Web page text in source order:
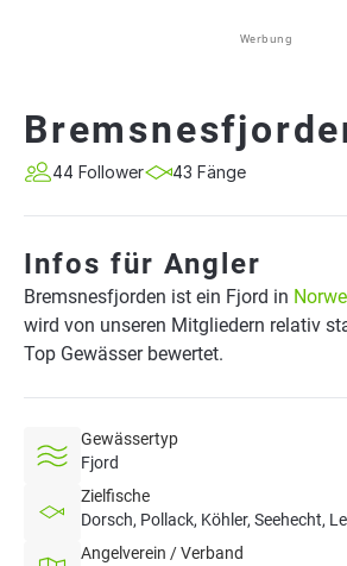
Werbung
44 Follower 43 Fänge
Infos für Angler
Bremsnesfjorden ist ein Fjord in
wird von unseren Mitgliedern relativ
Top Gewässer bewertet.
Gewässertyp
Fjord
Zielfische
Dorsch, Pollack, Köhler, Seehecht,
Angelverein / Verband